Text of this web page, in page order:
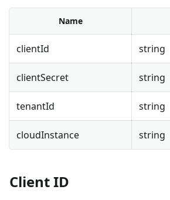
Name
clientId string
clientSecret string
tenantId string
cloudInstance string
Client ID